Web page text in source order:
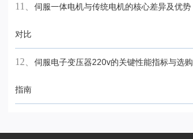
11、 伺服一体电机与传统电机的核心差异及优势
对比
12、 伺服电子变压器220v的关键性能指标与选购
指南